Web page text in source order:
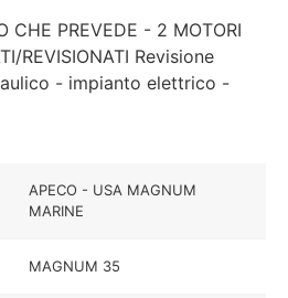
CHE PREVEDE - 2 MOTORI
REVISIONATI Revisione
- impianto elettrico -
APECO - USA MAGNUM
MARINE
MAGNUM 35